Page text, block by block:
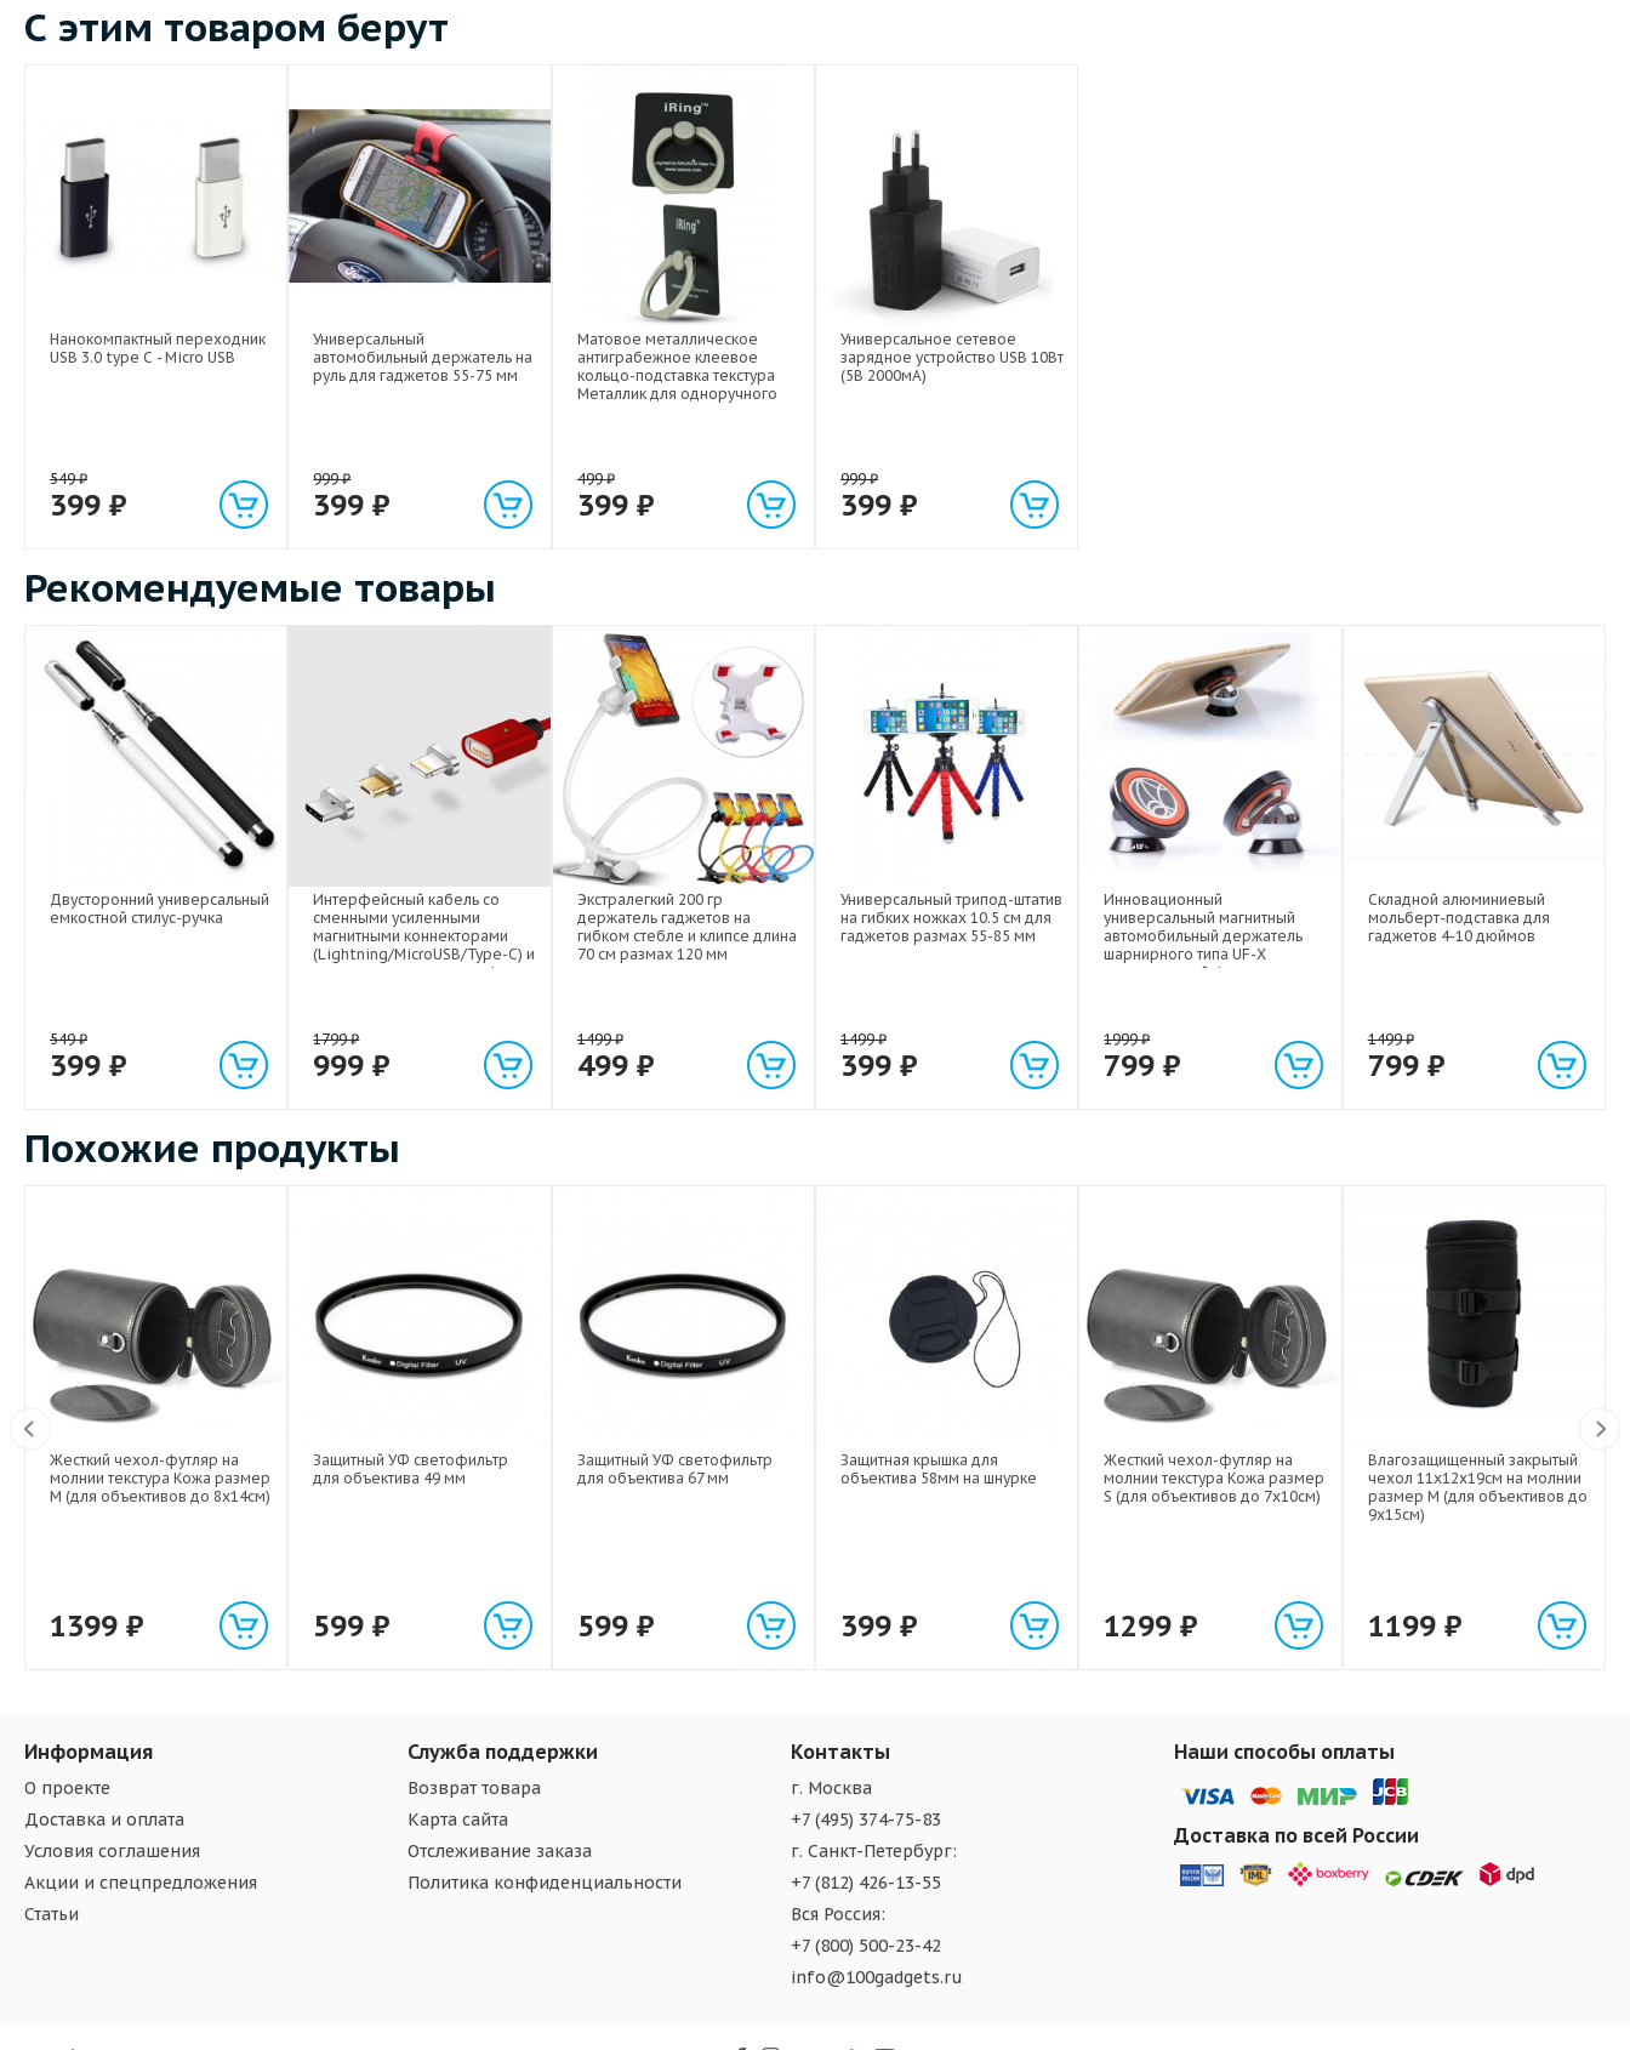
С этим товаром берут
Нанокомпактный переходник
USB 3.0 type C - Micro USB
549₽
399 ₽
Универсальный
автомобильный держатель на
руль для гаджетов 55-75 мм
999₽
399₽
Матовое металлическое
антиграбежное клеевое
кольцо-подставка текстура
Металлик для одноручного
499₽
399 ₽
Универсальное сетевое
зарядное устройство USB 10Вт
(5В 2000мА)
999₽
399 ₽
Рекомендуемые товары
Двусторонний универсальный
емкостной стилус-ручка
549₽
399 ₽
Интерфейсный кабель со
сменными усиленными
магнитными коннекторами
(Lightning/MicroUSB/Type-C) и
световым индикатором 1м
1799₽
999₽
Экстралегкий 200 гр
держатель гаджетов на
гибком стебле и клипсе длина
70 см размах 120 мм
1499₽
499 ₽
Универсальный трипод-штатив
на гибких ножках 10.5 см для
гаджетов размах 55-85 мм
1499₽
399 ₽
Инновационный
универсальный магнитный
автомобильный держатель
шарнирного типа UF-X
экстрасильной фиксации для
1999₽
799₽
Складной алюминиевый
мольберт-подставка для
гаджетов 4-10 дюймов
1499₽
799 ₽
Похожие продукты
Жесткий чехол-футляр на
молнии текстура Кожа размер
M (для объективов до 8х14см)
1399 ₽
Защитный УФ светофильтр
для объектива 49 мм
599₽
Защитный УФ светофильтр
для объектива 67 мм
599 ₽
Защитная крышка для
объектива 58мм на шнурке
399 ₽
Жесткий чехол-футляр на
молнии текстура Кожа размер
S (для объективов до 7х10см)
1299₽
Влагозащищенный закрытый
чехол 11х12х19см на молнии
размер M (для объективов до
9х15см)
1199 ₽
Информация
О проекте
Доставка и оплата
Условия соглашения
Акции и спецпредложения
Статьи
Служба поддержки
Возврат товара
Карта сайта
Отслеживание заказа
Политика конфиденциальности
Контакты
г. Москва
+7 (495) 374-75-83
г. Санкт-Петербург:
+7 (812) 426-13-55
Вся Россия:
+7 (800) 500-23-42
info@100gadgets.ru
Наши способы оплаты
Доставка по всей России